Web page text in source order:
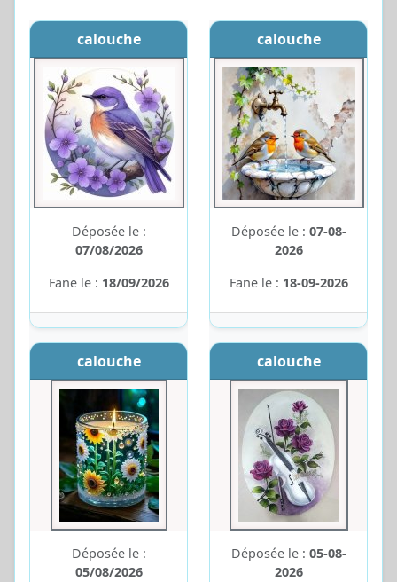
calouche
Déposée le :
07/08/2026
Fane le : 18/09/2026
calouche
Déposée le :
05/08/2026
calouche
Déposée le : 07-08-
2026
Fane le : 18-09-2026
calouche
Déposée le : 05-08-
2026